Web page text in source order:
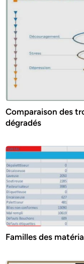
Comparaison des
dégradés
Familles des